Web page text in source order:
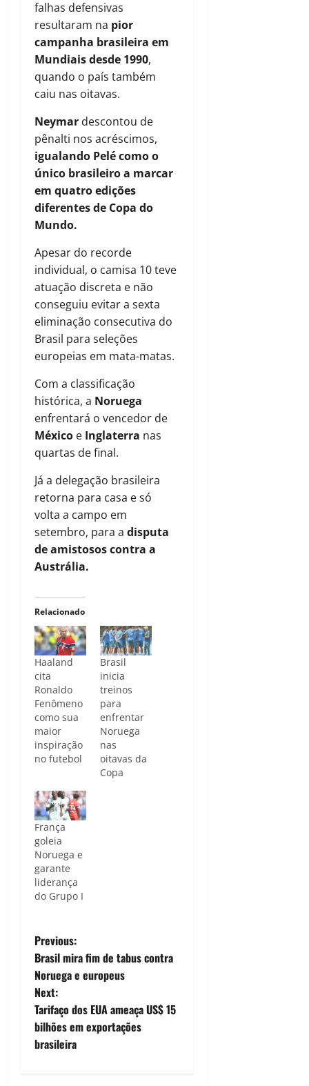
falhas defensivas
resultaram na pior
campanha brasileira em
Mundiais desde 1990,
quando o país também
caiu nas oitavas.
Neymar descontou de
pênalti nos acréscimos,
igualando Pelé como o
único brasileiro a marcar
em quatro edições
diferentes de Copa do
Mundo.
Apesar do recorde
individual, o camisa 10 teve
atuação discreta e não
conseguiu evitar a sexta
eliminação consecutiva do
Brasil para seleções
europeias em mata-matas.
Com a classificação
histórica, a Noruega
enfrentará o vencedor de
México e Inglaterra nas
quartas de final.
Já a delegação brasileira
retorna para casa e só
volta a campo em
setembro, para a disputa
de amistosos contra a
Austrália.
Relacionado
Haaland
cita
Ronaldo
Fenômeno
como sua
maior
inspiração
no futebol
Brasil
inicia
treinos
para
enfrentar
Noruega
nas
oitavas da
Copa
França
goleia
Noruega e
garante
liderança
do Grupo I
P
o
s
t
Previous:
Brasil mira fim de tabus contra
Noruega e europeus
Next:
Tarifaço dos EUA ameaça US$ 15
bilhões em exportações
brasileira